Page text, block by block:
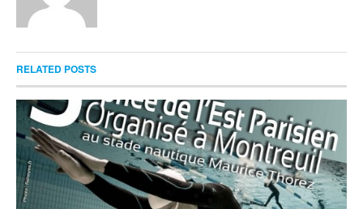
RELATED POSTS